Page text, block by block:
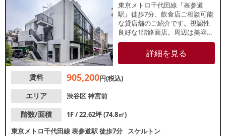
東京メトロ千代田線『表参道
駅』徒歩7分、飲食店ご相談可能
な貸店舗のご紹介です。視認性
良好な1階路面店。周辺は美容院
や眉毛サロンが立ち並んでお
り、美容系サロンにも適した立
地です。諸条件等、お気軽にお
詳細を見る
賃料 905,200円(税込)
エリア
渋谷区神宮前
階数/面積
1F / 22.62坪 (74.8㎡)
東京メトロ千代田線表参道駅徒歩7分 スケルトン